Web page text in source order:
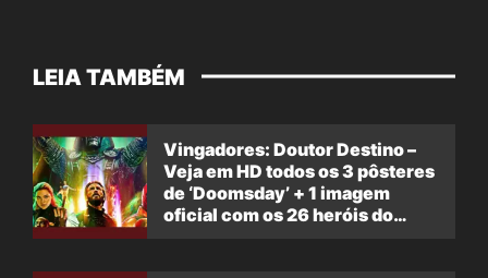
LEIA TAMBÉM
Vingadores: Doutor Destino –
Veja em HD todos os 3 pôsteres
de ‘Doomsday’ + 1 imagem
oficial com os 26 heróis do